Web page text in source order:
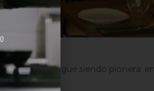
que sigue siendo pionera en